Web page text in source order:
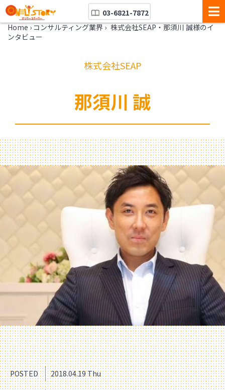
03-6821-7872
Home › コンサルティング業界 › 株式会社SEAP・那須川 誠様のイ
ンタビュー
株式会社SEAP
那須川 誠
POSTED 2018.04.19 Thu